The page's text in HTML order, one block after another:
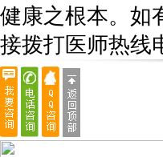
健康之根本。如
接拨打医师热线